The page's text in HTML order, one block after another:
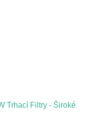
Trhací Filtry - Široké